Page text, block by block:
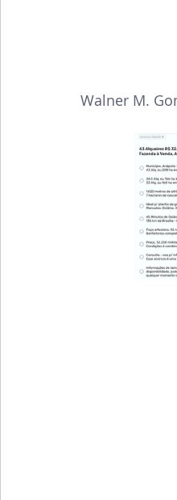
Walner M.